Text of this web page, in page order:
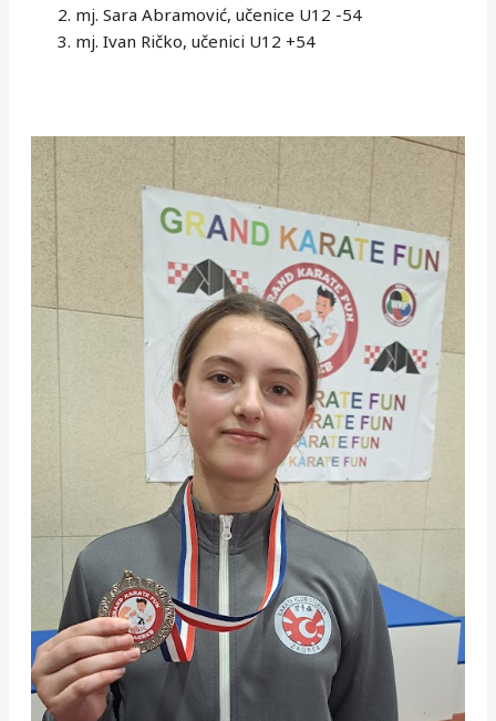
mj. Sara Abramović, učenice U12 -54
mj. Ivan Ričko, učenici U12 +54